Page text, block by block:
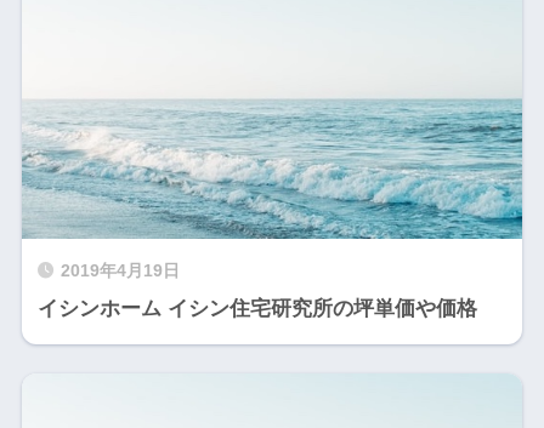
2019年4月19日
イシンホーム イシン住宅研究所の坪単価や価格